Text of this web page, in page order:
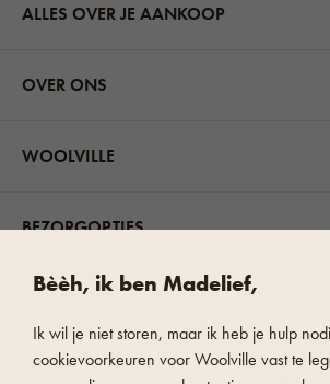
ALLES OVER JE AANKOOP
OVER ONS
WOOLVILLE
BEZORGOPTIES
Bèèh, ik ben Madelief,
Ik wil je niet storen, maar ik heb je hulp
cookievoorkeuren voor Woolville vast te